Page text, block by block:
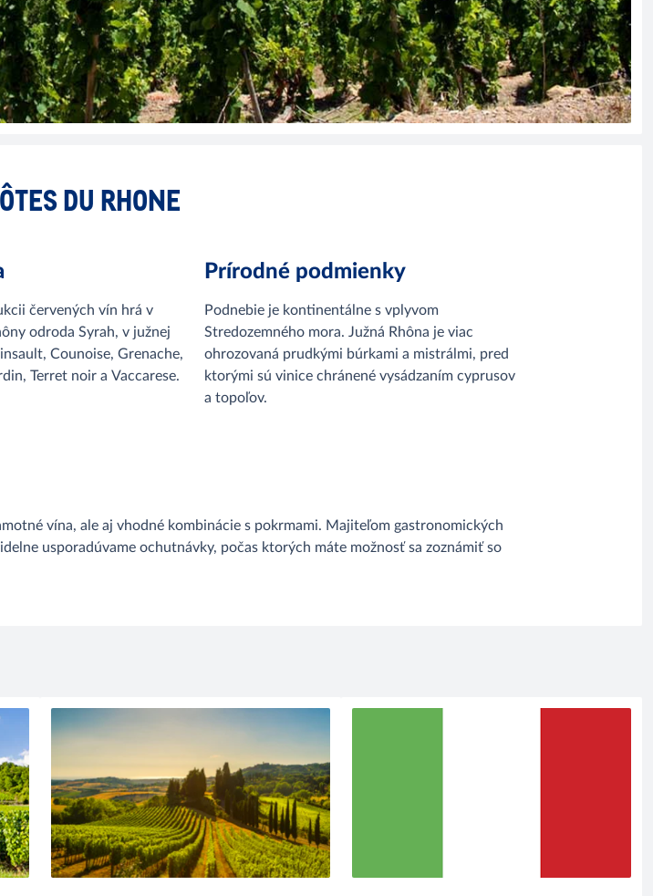
DU RHONE
červených vín hrá v
odroda Syrah, v južnej
Counoise, Grenache,
Terret noir a Vaccarese.
Prírodné podmienky
Podnebie je kontinentálne s vplyvom
Stredozemného mora. Južná Rhôna je viac
ohrozovaná prudkými búrkami a mistrálmi, pred
ktorými sú vinice chránené vysádzaním cyprusov
a topoľov.
vína, ale aj vhodné kombinácie s pokrmami. Majiteľom gastronomických
usporadúvame ochutnávky, počas ktorých máte možnosť sa zoznámiť so